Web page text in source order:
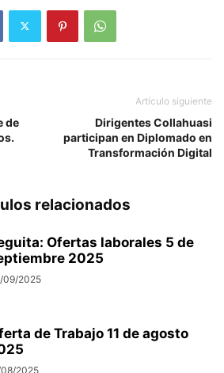
de
Artículo siguiente
Dirigentes Collahuasi
participan en Diplomado en
Transformación Digital
relacionados
Ofertas laborales 5 de
2025
09/2025
de Trabajo 11 de agosto
08/2025